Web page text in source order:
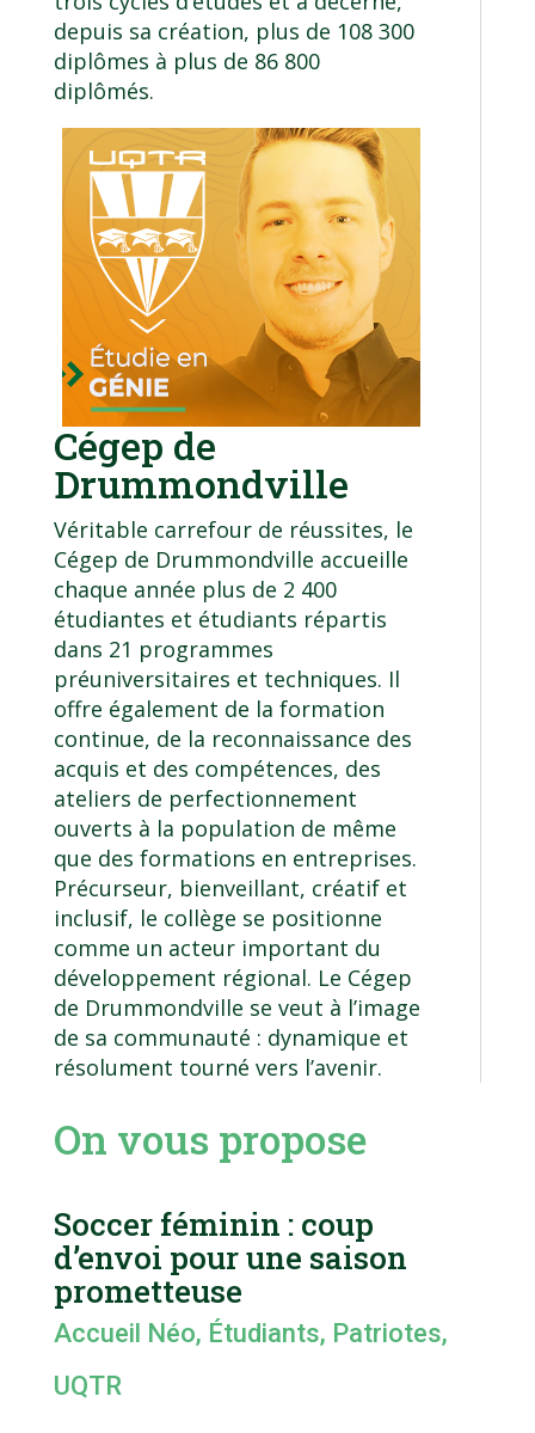
depuis sa création, plus de 108 300
diplômes à plus de 86 800
diplômés.
Cégep de
Drummondville
Véritable carrefour de réussites, le
Cégep de Drummondville accueille
chaque année plus de 2 400
étudiantes et étudiants répartis
dans 21 programmes
préuniversitaires et techniques. Il
offre également de la formation
continue, de la reconnaissance des
acquis et des compétences, des
ateliers de perfectionnement
ouverts à la population de même
que des formations en entreprises.
Précurseur, bienveillant, créatif et
inclusif, le collège se positionne
comme un acteur important du
développement régional. Le Cégep
de Drummondville se veut à l’image
de sa communauté : dynamique et
résolument tourné vers l’avenir.
On vous propose
Soccer féminin : coup
d’envoi pour une saison
prometteuse
Accueil Néo, Étudiants, Patriotes,
UQTR